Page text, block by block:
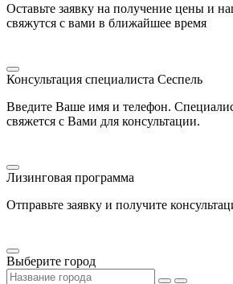
Оставьте заявку на получение цены и
свяжутся с вами в ближайшее время
Консультация специалиста Сеспель
Введите Ваше имя и телефон.
свяжется с Вами для консультации.
Лизинговая программа
Отправьте заявку и получите
Выберите город